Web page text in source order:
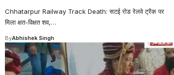
Chhatarpur Railway Track Death: सटई रोड रेलवे ट्रैक पर
मिला क्षत-विक्षत शव,…
ByAbhishek Singh